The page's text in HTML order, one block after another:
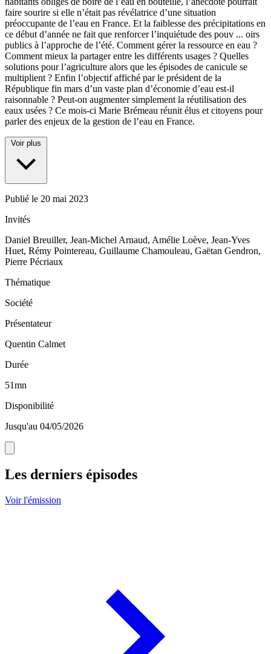
faire sourire si elle n’était pas révélatrice d’une situation
préoccupante de l’eau en France. Et la faiblesse des précipitations en
ce début d’année ne fait que renforcer l’inquiétude des pouv ... oirs
publics à l’approche de l’été. Comment gérer la ressource en eau ?
Comment mieux la partager entre les différents usages ? Quelles
solutions pour l’agriculture alors que les épisodes de canicule se
multiplient ? Enfin l’objectif affiché par le président de la
République fin mars d’un vaste plan d’économie d’eau est-il
raisonnable ? Peut-on augmenter simplement la réutilisation des
eaux usées ? Ce mois-ci Marie Brémeau réunit élus et citoyens pour
parler des enjeux de la gestion de l’eau en France.
Voir plus
Publié le 20 mai 2023
Invités
Daniel Breuiller, Jean-Michel Arnaud, Amélie Loève, Jean-Yves
Huet, Rémy Pointereau, Guillaume Chamouleau, Gaëtan Gendron,
Pierre Pécriaux
Thématique
Société
Présentateur
Quentin Calmet
Durée
51mn
Disponibilité
Jusqu'au 04/05/2026
Les derniers épisodes
Voir l'émission